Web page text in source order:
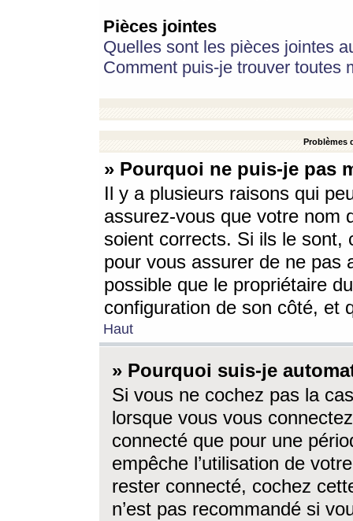
Pièces jointes
Quelles sont les pièces jointes
Comment puis-je trouver toutes
Problèmes
» Pourquoi ne puis-je pas
Il y a plusieurs raisons qui
assurez-vous que votre nom
soient corrects. Si ils le sont,
pour vous assurer de ne pas
possible que le propriétaire
configuration de son côté, et
Haut
» Pourquoi suis-je
Si vous ne cochez pas la
lorsque vous vous
connecté que pour une
empêche l’utilisation de
rester connecté, cochez
n’est pas recommandé si